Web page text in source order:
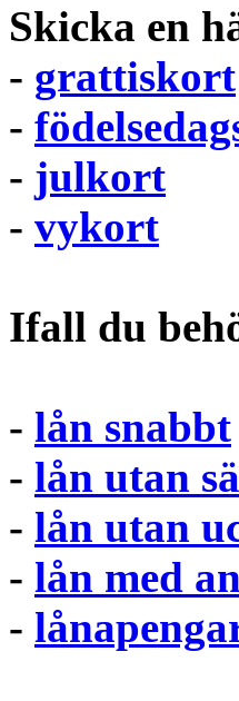
Skicka en
- grattiskort
-
- julkort
- vykort
Ifall du
- lån snabbt
- lån utan
- lån utan
- lån med
-